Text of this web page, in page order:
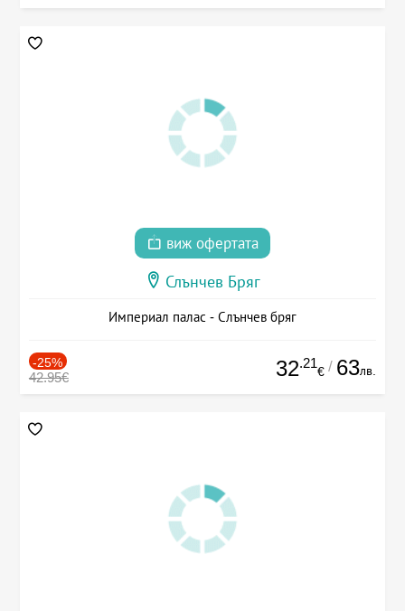
виж офертата
Слънчев Бряг
Империал палас - Слънчев бряг
-25%
42.95€ 32.21
€ / 63лв.